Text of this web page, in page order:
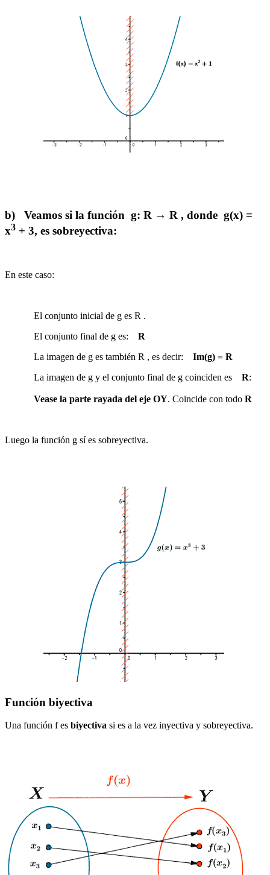
b) Veamos si la función g: R → R , donde g(x) =
x3 + 3, es sobreyectiva:
En este caso:
El conjunto inicial de g es R .
El conjunto final de g es: R
La imagen de g es también R , es decir:
Im(g) = R
La imagen de g y el conjunto final de g coinciden es
R:
Vease la parte rayada del eje OY. Coincide con todo R
Luego la función g sí es sobreyectiva.
Función biyectiva
Una función f es biyectiva si es a la vez inyectiva y sobreyectiva.